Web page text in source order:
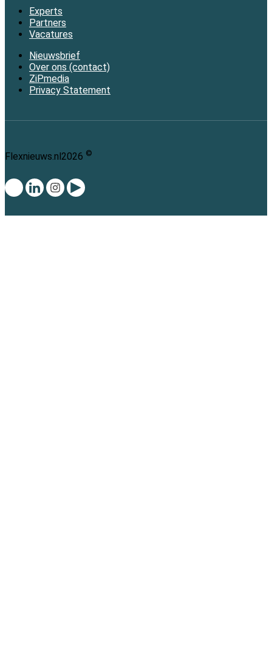
Experts
Partners
Vacatures
Nieuwsbrief
Over ons (contact)
ZiPmedia
Privacy Statement
Flexnieuws.nl2026 ©